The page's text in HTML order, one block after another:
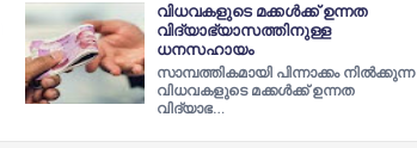
വിധവകളുടെ മക്കള്‍ക്ക്‌ ഉന്നത
വിദ്യാഭ്യാസത്തിനുള്ള
ധനസഹായം
സാമ്പത്തികമായി പിന്നാക്കം നിൽക്കുന്ന
വിധവകളുടെ മക്കൾക്ക് ഉന്നത
വിദ്യാഭ…